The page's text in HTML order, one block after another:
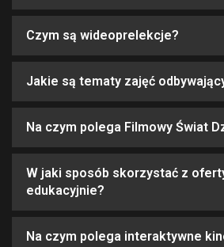
Czym są wideoprelekcje?
Jakie są tematy zajęć
Na czym polega Filmowy Świat
W jaki sposób skorzystać z
edukacyjnie?
Na czym polega interaktywne